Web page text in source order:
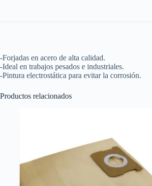
-Forjadas en acero de alta calidad.
-Ideal en trabajos pesados e industriales.
-Pintura electrostática para evitar la corrosión.
Productos relacionados